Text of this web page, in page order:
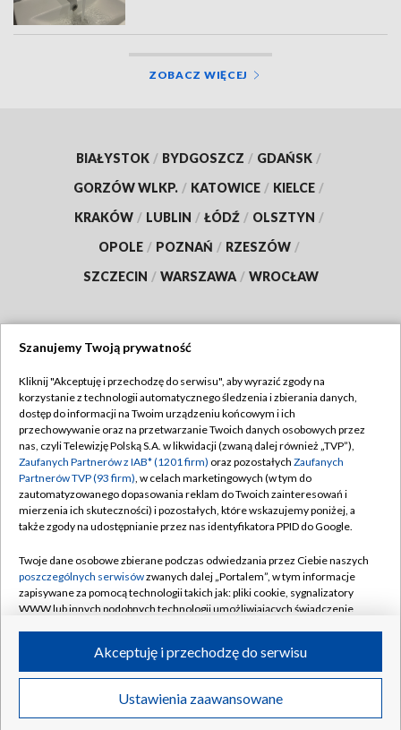
ZOBACZ WIĘCEJ
BIAŁYSTOK / BYDGOSZCZ / GDAŃSK /
GORZÓW WLKP. / KATOWICE / KIELCE /
KRAKÓW / LUBLIN / ŁÓDŹ / OLSZTYN /
OPOLE / POZNAŃ / RZESZÓW /
SZCZECIN / WARSZAWA / WROCŁAW
TVP
Abonament TVP
Emisja w TVP
Centrum informacji TVP
Naziemna Telewizja Cyfrowa
Rada Programowa
System NOS
Informacje o nadawcy
Program dla prasy
Ogłoszenie przetargowe
Regulamin TVP
Polityka prywatności
Moje zgody
Pomoc
Kontakt
Kanały
©2026 Telewizja Polska S.A. w likwidacji
Szanujemy Twoją prywatność
Kliknij "Akceptuję i przechodzę do serwisu", aby wyrazić zgody na
korzystanie z technologii automatycznego śledzenia i zbierania danych,
dostęp do informacji na Twoim urządzeniu końcowym i ich
przechowywanie oraz na przetwarzanie Twoich danych osobowych przez
nas, czyli Telewizję Polską S.A. w likwidacji (zwaną dalej również „TVP”),
Zaufanych Partnerów z IAB* (1201 firm) oraz pozostałych Zaufanych
Partnerów TVP (93 firm), w celach marketingowych (w tym do
zautomatyzowanego dopasowania reklam do Twoich zainteresowań i
mierzenia ich skuteczności) i pozostałych, które wskazujemy poniżej, a
także zgody na udostępnianie przez nas identyfikatora PPID do Google.
Twoje dane osobowe zbierane podczas odwiedzania przez Ciebie naszych
poszczególnych serwisówzwanych dalej „Portalem”, w tym informacje
zapisywane za pomocą technologii takich jak: pliki cookie, sygnalizatory
WWW lub innych podobnych technologii umożliwiających świadczenie
ruchu w Internecie.
Twoje dane osobowe zbierane podczas odwiedzania przez Ciebie
poszczególnych serwisówna Portalu, takie jak adresy IP, identyfikatory
Ustawienia zaawansowane
Akceptuję i przechodzę do serwisu